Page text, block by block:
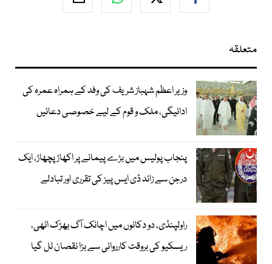
متعلقہ
وزیر اعظم شہباز شریف کی وفد کے ہمراہ عمرہ کی
ادائیگی، ملک و قوم کے لیے خصوصی دعائیں
پنجاب پولیس میں بڑے پیمانے پر اکھاڑ پچھاڑ، ایک
درجن سے زائد ڈی ایس پیز کی تقرری اور تبادلے
راولپنڈی، دو دکانوں میں اچانک آگ بھڑک اٹھی،
ریسکیو کی بروقت کارروائی سے بڑا نقصان ٹل گیا